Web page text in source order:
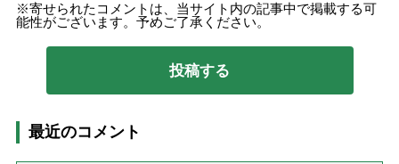
寄せられたコメントは、当サイト内の記事中で掲載する可
能性がございます。予めご了承ください。
最近のコメント